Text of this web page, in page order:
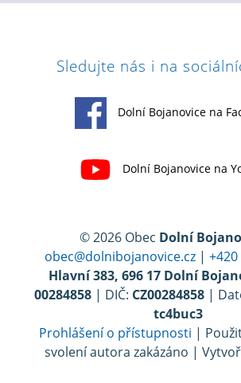
Sledujte nás i na
Dolní Bojanovice na
Dolní Bojanovice na
© 2026 Obec Dolní
obec@dolnibojanovice.cz |
Hlavní 383, 696 17 Dolní
00284858 | DIČ: CZ00284858 |
tc4buc3
Prohlášení o přístupnosti |
svolení autora zakázáno |